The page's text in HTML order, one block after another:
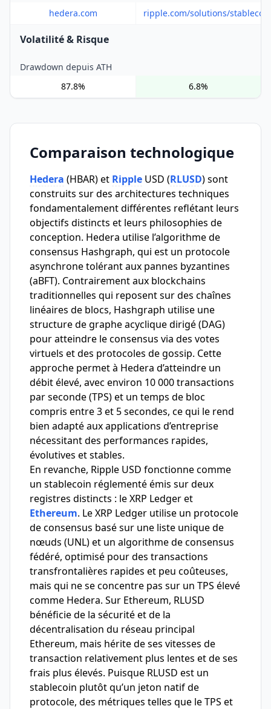
hedera.com
ripple.com/solutions/stablecoin
Volatilité & Risque
Drawdown depuis ATH
87.8%
6.8%
Comparaison technologique
Hedera (HBAR) et Ripple USD (RLUSD) sont
construits sur des architectures techniques
fondamentalement différentes reflétant leurs
objectifs distincts et leurs philosophies de
conception. Hedera utilise l’algorithme de
consensus Hashgraph, qui est un protocole
asynchrone tolérant aux pannes byzantines
(aBFT). Contrairement aux blockchains
traditionnelles qui reposent sur des chaînes
linéaires de blocs, Hashgraph utilise une
structure de graphe acyclique dirigé (DAG)
pour atteindre le consensus via des votes
virtuels et des protocoles de gossip. Cette
approche permet à Hedera d’atteindre un
débit élevé, avec environ 10 000 transactions
par seconde (TPS) et un temps de bloc
compris entre 3 et 5 secondes, ce qui le rend
bien adapté aux applications d’entreprise
nécessitant des performances rapides,
évolutives et stables.
En revanche, Ripple USD fonctionne comme
un stablecoin réglementé émis sur deux
registres distincts : le XRP Ledger et
Ethereum. Le XRP Ledger utilise un protocole
de consensus basé sur une liste unique de
nœuds (UNL) et un algorithme de consensus
fédéré, optimisé pour des transactions
transfrontalières rapides et peu coûteuses,
mais qui ne se concentre pas sur un TPS élevé
comme Hedera. Sur Ethereum, RLUSD
bénéficie de la sécurité et de la
décentralisation du réseau principal
Ethereum, mais hérite de ses vitesses de
transaction relativement plus lentes et de ses
frais plus élevés. Puisque RLUSD est un
stablecoin plutôt qu’un jeton natif de
protocole, des métriques telles que le TPS et